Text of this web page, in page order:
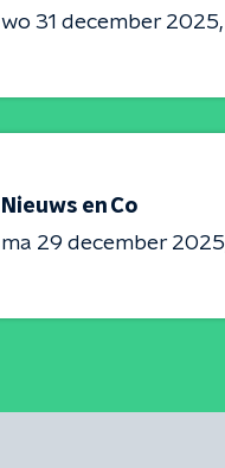
wo 31 december 2025
Nieuws en Co
ma 29 december 2025